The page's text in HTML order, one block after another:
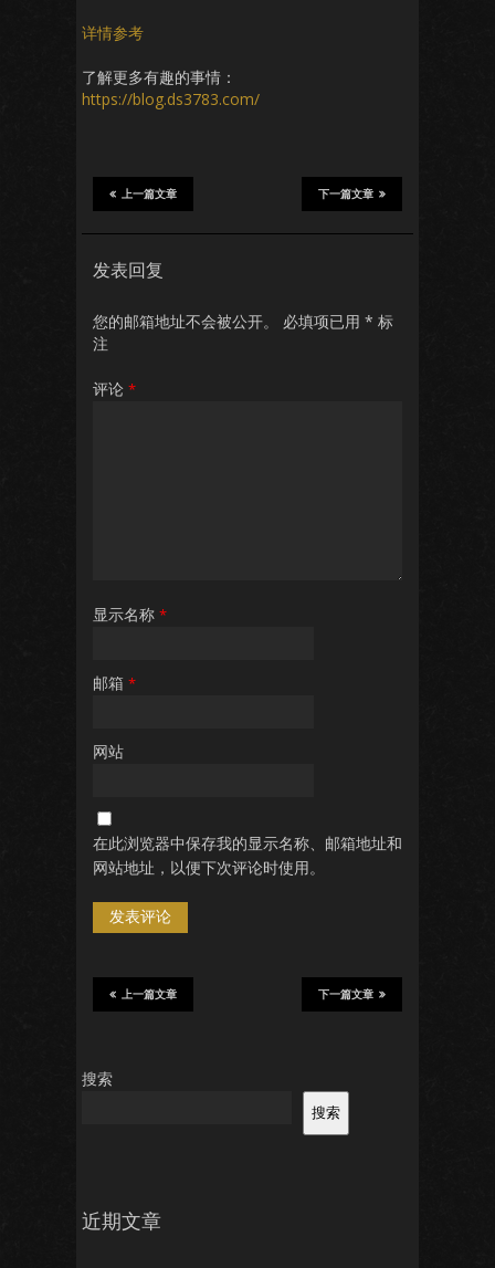
详情参考
了解更多有趣的事情：
https://blog.ds3783.com/
下一篇文章
上一篇文章
发表回复
您的邮箱地址不会被公开。 必填项已用 * 标
注
评论 *
显示名称 *
邮箱 *
网站
在此浏览器中保存我的显示名称、邮箱地址和
网站地址，以便下次评论时使用。
下一篇文章
上一篇文章
搜索
搜索
近期文章